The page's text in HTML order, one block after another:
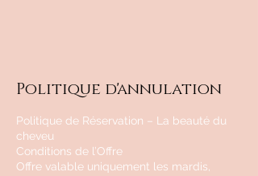
Politique d'annulation
Politique de Réservation – La beauté du
cheveu
Conditions de l’Offre
Offre valable uniquement les mardis,